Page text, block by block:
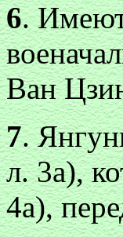
6.
Ван
7.
л. 3а),
4а),